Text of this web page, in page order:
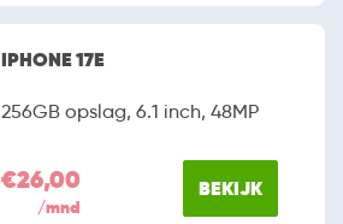
IPHONE 17E
256GB opslag, 6.1 inch, 48MP
€26,00
/mnd
BEKIJK